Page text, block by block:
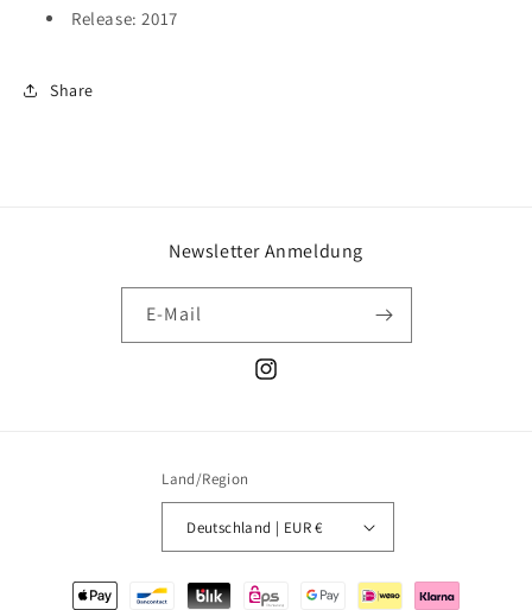
Release: 2017
Share
Newsletter Anmeldung
E-Mail
Instagram
Land/Region
Deutschland | EUR €
Zahlungsmethoden